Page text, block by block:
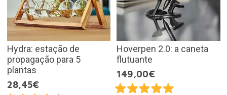
Hydra: estação de
propagação para 5
plantas
28,45€
Hoverpen 2.0: a caneta
flutuante
149,00€